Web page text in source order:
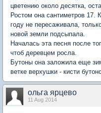
цветению около десятка,
Ростом она сантиметров 17.
году не пересаживала,
новой земли подсыпала.
Началась эта песня после
чтоб деревцем росла.
Бутоны она заложила еще
ветке верхушки - кисти
ольга ярцево
11 Aug 2014